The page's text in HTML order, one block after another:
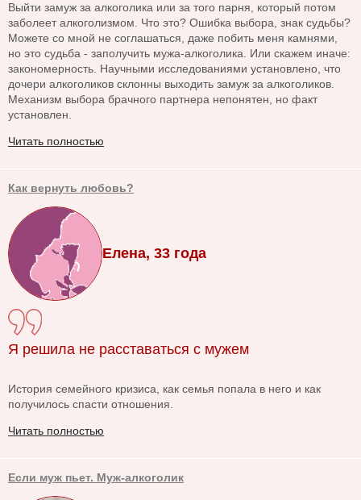
Выйти замуж за алкоголика или за того парня, который потом
заболеет алкоголизмом. Что это? Ошибка выбора, знак судьбы?
Можете со мной не соглашаться, даже побить меня камнями,
но это судьба - заполучить мужа-алкоголика. Или скажем иначе:
закономерность. Научными исследованиями установлено, что
дочери алкоголиков склонны выходить замуж за алкоголиков.
Механизм выбора брачного партнера непонятен, но факт
установлен.
Читать полностью
Как вернуть любовь?
Елена, 33 года
Я решила не расставаться с мужем
История семейного кризиса, как семья попала в него и как
получилось спасти отношения.
Читать полностью
Если муж пьет. Муж-алкоголик